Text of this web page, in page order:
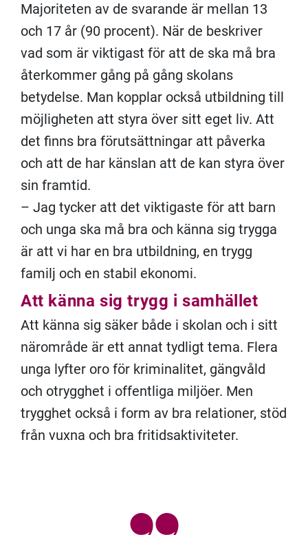
Majoriteten av de svarande är mellan 13
och 17 år (90 procent). När de beskriver
vad som är viktigast för att de ska må bra
återkommer gång på gång skolans
betydelse. Man kopplar också utbildning till
möjligheten att styra över sitt eget liv. Att
det finns bra förutsättningar att påverka
och att de har känslan att de kan styra över
sin framtid.
– Jag tycker att det viktigaste för att barn
och unga ska må bra och känna sig trygga
är att vi har en bra utbildning, en trygg
familj och en stabil ekonomi.
Att känna sig trygg i samhället
Att känna sig säker både i skolan och i sitt
närområde är ett annat tydligt tema. Flera
unga lyfter oro för kriminalitet, gängvåld
och otrygghet i offentliga miljöer. Men
trygghet också i form av bra relationer, stöd
från vuxna och bra fritidsaktiviteter.